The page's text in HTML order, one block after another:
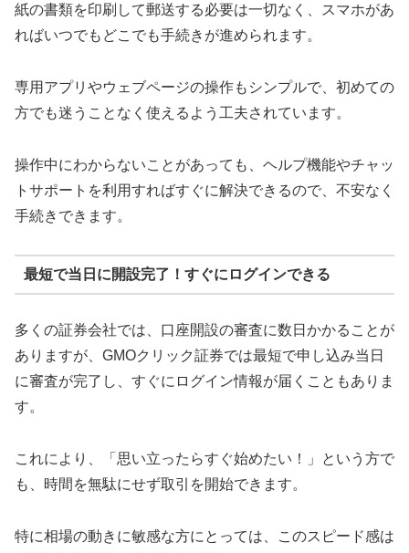
紙の書類を印刷して郵送する必要は一切なく、スマホがあ
ればいつでもどこでも手続きが進められます。
専用アプリやウェブページの操作もシンプルで、初めての
方でも迷うことなく使えるよう工夫されています。
操作中にわからないことがあっても、ヘルプ機能やチャッ
トサポートを利用すればすぐに解決できるので、不安なく
手続きできます。
最短で当日に開設完了！すぐにログインできる
多くの証券会社では、口座開設の審査に数日かかることが
ありますが、GMOクリック証券では最短で申し込み当日
に審査が完了し、すぐにログイン情報が届くこともありま
す。
これにより、「思い立ったらすぐ始めたい！」という方で
も、時間を無駄にせず取引を開始できます。
特に相場の動きに敏感な方にとっては、このスピード感は